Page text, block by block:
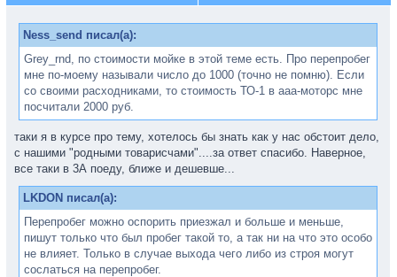
Ness_send писал(а):
Grey_rnd, по стоимости мойке в этой теме есть. Про перепробег
мне по-моему называли число до 1000 (точно не помню). Если
со своими расходниками, то стоимость ТО-1 в ааа-моторс мне
посчитали 2000 руб.
таки я в курсе про тему, хотелось бы знать как у нас обстоит дело,
с нашими "родными товарисчами"....за ответ спасибо. Наверное,
все таки в 3А поеду, ближе и дешевше...
LKDON писал(а):
Перепробег можно оспорить приезжал и больше и меньше,
пишут только что был пробег такой то, а так ни на что это особо
не влияет. Только в случае выхода чего либо из строя могут
сослаться на перепробег.